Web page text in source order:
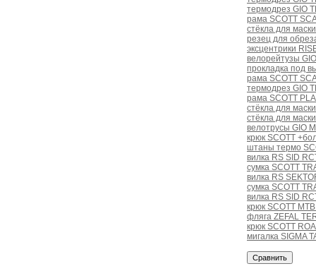
термодрез GIO
рама SCOTT
стёкла для
резец для
эксцентрики
велорейтузы
прокладка под
рама SCOTT
термодрез GIO
рама SCOTT
стёкла для
стёкла для
велотрусы GIO
крюк SCOTT
штаны термо
вилка RS SID
сумка SCOTT
вилка RS
сумка SCOTT
вилка RS SID
крюк SCOTT
фляга ZEFAL
крюк SCOTT
мигалка SIGMA